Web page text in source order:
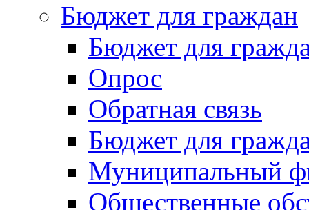
Бюджет для граждан
Бюджет для
Опрос
Обратная связь
Бюджет для
Муниципальный
Общественные